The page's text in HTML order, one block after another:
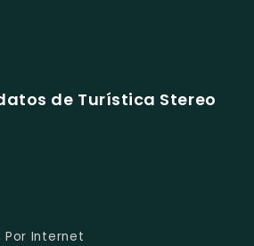
de Turística Stereo
Por Internet